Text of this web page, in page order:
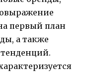
первый план
а также